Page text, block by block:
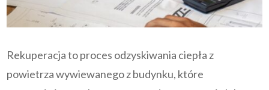
Rekuperacja to proces odzyskiwania ciepła z
powietrza wywiewanego z budynku, które